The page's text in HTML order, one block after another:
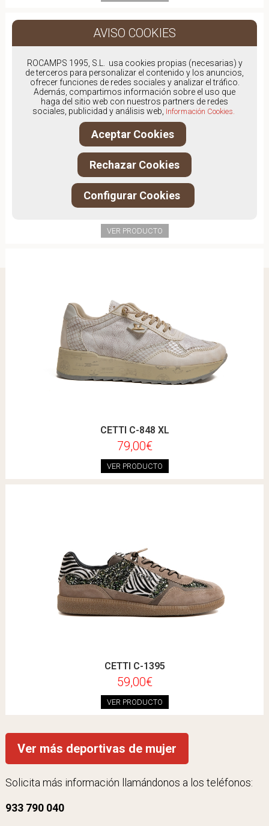
SKECHERS 149710
69,00€
VER PRODUCTO
CETTI C-848 XL
79,00€
VER PRODUCTO
CETTI C-1395
59,00€
VER PRODUCTO
Ver más deportivas de mujer
Solicita más información llamándonos a los teléfonos:
933 790 040
ROCAMPS 1995, S.L. usa cookies propias (necesarias) y
de terceros para personalizar el contenido y los anuncios,
ofrecer funciones de redes sociales y analizar el tráfico.
Además, compartimos información sobre el uso que
haga del sitio web con nuestros partners de redes
sociales, publicidad y análisis web, Información Cookies.
Aceptar Cookies
Rechazar Cookies
Configurar Cookies